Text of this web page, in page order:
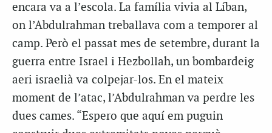
encara va a l’escola. La família vivia al Líban,
on l’Abdulrahman treballava com a temporer al
camp. Però el passat mes de setembre, durant la
guerra entre Israel i Hezbollah, un bombardeig
aeri israelià va colpejar-los. En el mateix
moment de l’atac, l’Abdulrahman va perdre les
dues cames. “Espero que aquí em puguin